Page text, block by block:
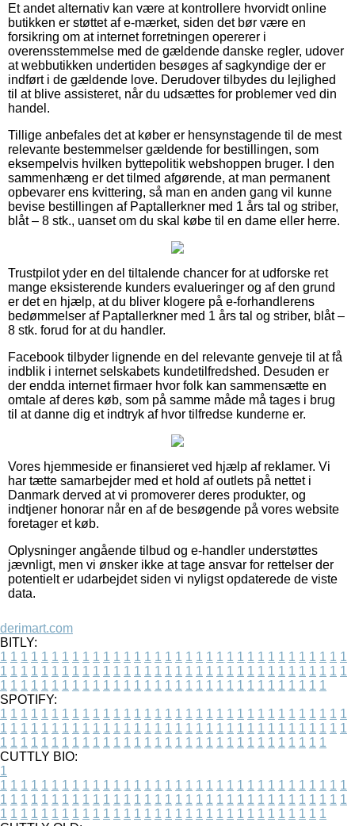
Et andet alternativ kan være at kontrollere hvorvidt online
butikken er støttet af e-mærket, siden det bør være en
forsikring om at internet forretningen opererer i
overensstemmelse med de gældende danske regler, udover
at webbutikken undertiden besøges af sagkyndige der er
indført i de gældende love. Derudover tilbydes du lejlighed
til at blive assisteret, når du udsættes for problemer ved din
handel.
Tillige anbefales det at køber er hensynstagende til de mest
relevante bestemmelser gældende for bestillingen, som
eksempelvis hvilken byttepolitik webshoppen bruger. I den
sammenhæng er det tilmed afgørende, at man permanent
opbevarer ens kvittering, så man en anden gang vil kunne
bevise bestillingen af Paptallerkner med 1 års tal og striber,
blåt – 8 stk., uanset om du skal købe til en dame eller herre.
Trustpilot yder en del tiltalende chancer for at udforske ret
mange eksisterende kunders evalueringer og af den grund
er det en hjælp, at du bliver klogere på e-forhandlerens
bedømmelser af Paptallerkner med 1 års tal og striber, blåt –
8 stk. forud for at du handler.
Facebook tilbyder lignende en del relevante genveje til at få
indblik i internet selskabets kundetilfredshed. Desuden er
der endda internet firmaer hvor folk kan sammensætte en
omtale af deres køb, som på samme måde må tages i brug
til at danne dig et indtryk af hvor tilfredse kunderne er.
Vores hjemmeside er finansieret ved hjælp af reklamer. Vi
har tætte samarbejder med et hold af outlets på nettet i
Danmark derved at vi promoverer deres produkter, og
indtjener honorar når en af de besøgende på vores website
foretager et køb.
Oplysninger angående tilbud og e-handler understøttes
jævnligt, men vi ønsker ikke at tage ansvar for rettelser der
potentielt er udarbejdet siden vi nyligst opdaterede de viste
data.
derimart.com
BITLY:
1 1 1 1 1 1 1 1 1 1 1 1 1 1 1 1 1 1 1 1 1 1 1 1 1 1 1 1 1 1 1 1 1 1
1 1 1 1 1 1 1 1 1 1 1 1 1 1 1 1 1 1 1 1 1 1 1 1 1 1 1 1 1 1 1 1 1 1
1 1 1 1 1 1 1 1 1 1 1 1 1 1 1 1 1 1 1 1 1 1 1 1 1 1 1 1 1 1 1 1
SPOTIFY:
1 1 1 1 1 1 1 1 1 1 1 1 1 1 1 1 1 1 1 1 1 1 1 1 1 1 1 1 1 1 1 1 1 1
1 1 1 1 1 1 1 1 1 1 1 1 1 1 1 1 1 1 1 1 1 1 1 1 1 1 1 1 1 1 1 1 1 1
1 1 1 1 1 1 1 1 1 1 1 1 1 1 1 1 1 1 1 1 1 1 1 1 1 1 1 1 1 1 1 1
CUTTLY BIO:
1
1 1 1 1 1 1 1 1 1 1 1 1 1 1 1 1 1 1 1 1 1 1 1 1 1 1 1 1 1 1 1 1 1 1
1 1 1 1 1 1 1 1 1 1 1 1 1 1 1 1 1 1 1 1 1 1 1 1 1 1 1 1 1 1 1 1 1 1
1 1 1 1 1 1 1 1 1 1 1 1 1 1 1 1 1 1 1 1 1 1 1 1 1 1 1 1 1 1 1 1